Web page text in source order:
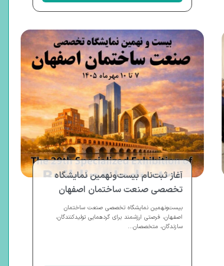
آغاز ثبت‌نام بیست‌ونهمین نمایشگاه
تخصصی صنعت ساختمان اصفهان
بیست‌ونهمین نمایشگاه تخصصی صنعت ساختمان
اصفهان، فرصتی ارزشمند برای گردهمایی تولیدکنندگان،
سازندگان، متخصصان...